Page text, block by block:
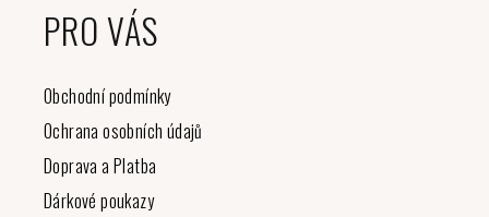
PRO VÁS
Obchodní podmínky
Ochrana osobních údajů
Doprava a Platba
Dárkové poukazy